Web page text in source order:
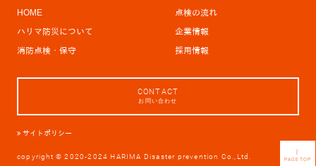
｜
PAGETOP
HOME
点検の流れ
ハリマ防災について
企業情報
消防点検・保守
採用情報
CONTACT
お問い合わせ
サイトポリシー
copyright © 2020-2024 HARIMA Disaster prevention Co.,Ltd.